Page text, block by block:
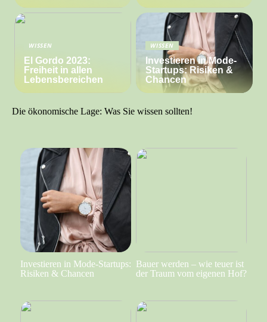
WISSEN
El Gordo 2023:
Freiheit in allen
Lebensbereichen
WISSEN
Investieren in Mode-
Startups: Risiken &
Chancen
Die ökonomische Lage: Was Sie wissen sollten!
Investieren in Mode-Startups:
Risiken & Chancen
Bauer werden – wie teuer ist
der Traum vom eigenen Hof?